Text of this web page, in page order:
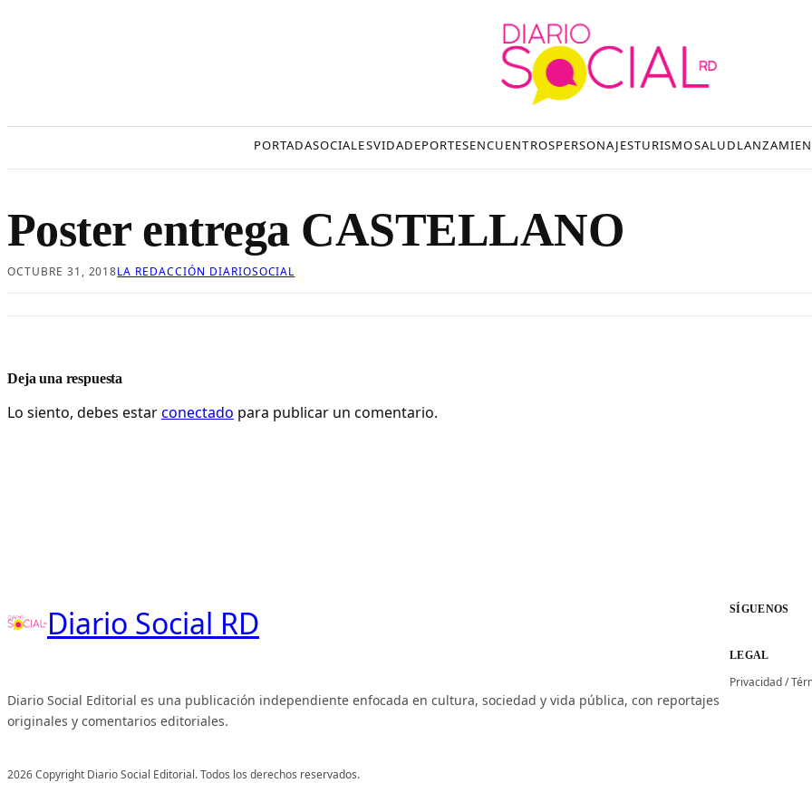
PORTADASOCIALESVIDADEPORTESENCUENTROSPERSONAJESTURISMOSALUD
Poster entrega CASTELLANO
OCTUBRE 31, 2018LA REDACCIÓN DIARIOSOCIAL
Deja una respuesta
Lo siento, debes estarconectado para publicar un comentario.
Diario Social RD
Diario Social Editorial es una publicación independiente enfocada en cultura, sociedad y vida pública, con reportajes
originales y comentarios editoriales.
SÍGUENOS
LEGAL
Privacidad/
2026 Copyright Diario Social Editorial. Todos los derechos reservados.